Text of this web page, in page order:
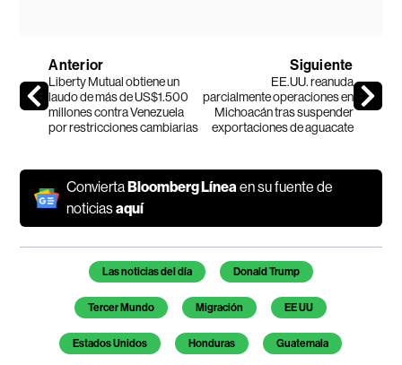
Anterior
Liberty Mutual obtiene un
laudo de más de US$1.500
millones contra Venezuela
por restricciones cambiarias
Siguiente
EE.UU. reanuda
parcialmente operaciones en
Michoacán tras suspender
exportaciones de aguacate
ConviertaBloomberg Líneaen su fuente de
noticiasaquí
Temas de este artículo
Las noticias del día Donald Trump
Tercer Mundo Migración EE UU
Estados Unidos Honduras Guatemala